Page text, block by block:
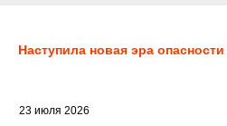
Наступила новая эра
23 июля 2026